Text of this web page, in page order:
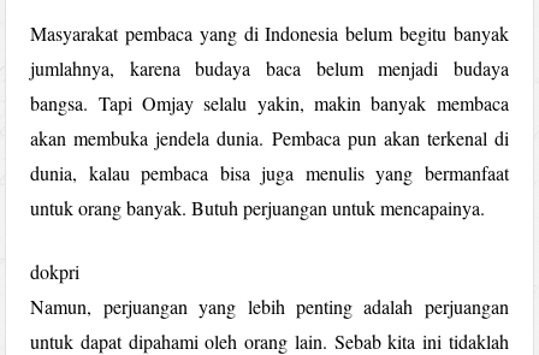
Masyarakat pembaca yang di Indonesia belum begitu banyak
jumlahnya, karena budaya baca belum menjadi budaya
bangsa. Tapi Omjay selalu yakin, makin banyak membaca
akan membuka jendela dunia. Pembaca pun akan terkenal di
dunia, kalau pembaca bisa juga menulis yang bermanfaat
untuk orang banyak. Butuh perjuangan untuk mencapainya.
dokpri
Namun, perjuangan yang lebih penting adalah perjuangan
untuk dapat dipahami oleh orang lain. Sebab kita ini tidaklah